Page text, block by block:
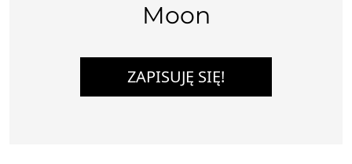
Moon
ZAPISUJĘ SIĘ!